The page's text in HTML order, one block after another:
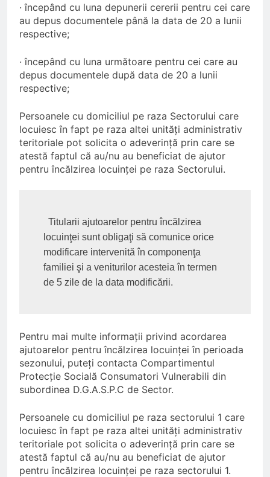
· începând cu luna depunerii cererii pentru cei care
au depus documentele până la data de 20 a lunii
respective;
· începând cu luna următoare pentru cei care au
depus documentele după data de 20 a lunii
respective;
Persoanele cu domiciliul pe raza Sectorului care
locuiesc în fapt pe raza altei unități administrativ
teritoriale pot solicita o adeverinţă prin care se
atestă faptul că au/nu au beneficiat de ajutor
pentru încălzirea locuinței pe raza Sectorului.
locuinţei sunt obligaţi să comunice orice
modificare intervenită în componenţa
familiei şi a veniturilor acesteia în termen
de 5 zile de la data modificării.
Pentru mai multe informaţii privind acordarea
ajutoarelor pentru încălzirea locuinţei în perioada
sezonului, puteţi contacta Compartimentul
Protecție Socială Consumatori Vulnerabili din
subordinea D.G.A.S.P.C de Sector.
Persoanele cu domiciliul pe raza sectorului 1 care
locuiesc în fapt pe raza altei unități administrativ
teritoriale pot solicita o adeverinţă prin care se
atestă faptul că au/nu au beneficiat de ajutor
pentru încălzirea locuinței pe raza sectorului 1.